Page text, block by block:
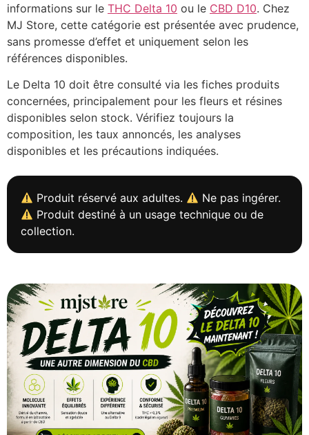
informations sur le THC Delta 10 ou le CBD D10. Chez
MJ Store, cette catégorie est présentée avec prudence,
sans promesse d’effet et uniquement selon les
références disponibles.
Le Delta 10 doit être consulté via les fiches produits
concernées, principalement pour les fleurs et résines
disponibles selon stock. Vérifiez toujours la
composition, les taux annoncés, les analyses
disponibles et les précautions indiquées.
Produit réservé aux adultes.
Ne pas ingérer.
Produit destiné à un usage technique ou de
collection.